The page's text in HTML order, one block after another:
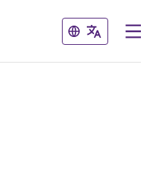
Fermer
Fermer